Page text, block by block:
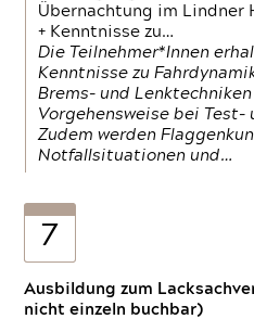
Übernachtung im Lindner
+ Kenntnisse zu…
Die Teilnehmer*Innen
Kenntnisse zu
Brems- und
Vorgehensweise bei Test-
Zudem werden
Notfallsituationen und…
7
Ausbildung zum
nicht einzeln buchbar)